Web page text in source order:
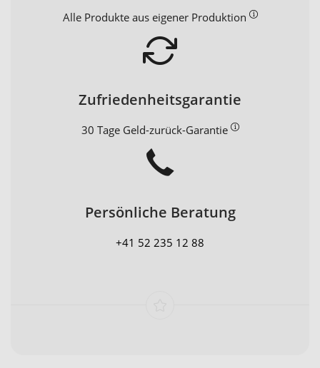
Alle Produkte aus eigener Produktion
Zufriedenheitsgarantie
30 Tage Geld-zurück-Garantie
Persönliche Beratung
+41 52 235 12 88